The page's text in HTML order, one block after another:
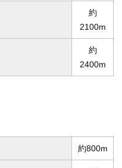
約
2100m
約
2400m
約800m